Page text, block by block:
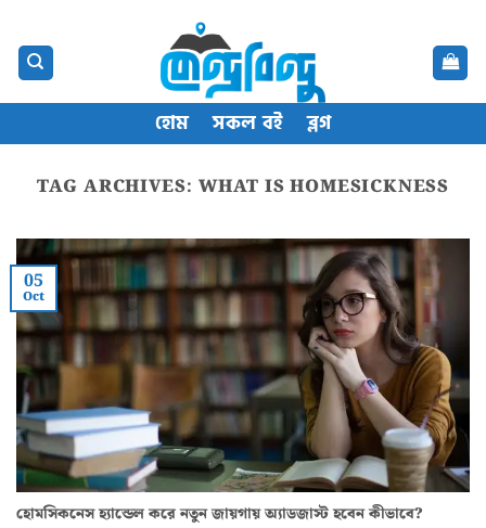
content
হোম সকল বই ব্লগ
TAG ARCHIVES:WHAT IS HOMESICKNESS
হোমসিকনেস হ্যান্ডেল করে নতুন জায়গায় অ্যাডজাস্ট হবেন কীভাবে?
05
Oct